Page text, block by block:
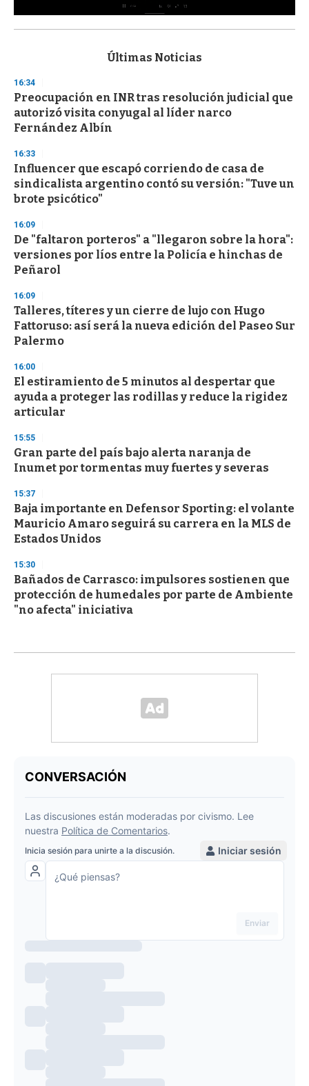
s
d
s
o
f
3
s
e
c
o
n
Últimas Noticias
16:34
Preocupación en INR tras resolución judicial que
autorizó visita conyugal al líder narco
Fernández Albín
16:33
Influencer que escapó corriendo de casa de
sindicalista argentino contó su versión: "Tuve un
brote psicótico"
16:09
De "faltaron porteros" a "llegaron sobre la hora":
versiones por líos entre la Policía e hinchas de
Peñarol
16:09
Talleres, títeres y un cierre de lujo con Hugo
Fattoruso: así será la nueva edición del Paseo Sur
Palermo
16:00
El estiramiento de 5 minutos al despertar que
ayuda a proteger las rodillas y reduce la rigidez
articular
15:55
Gran parte del país bajo alerta naranja de
Inumet por tormentas muy fuertes y severas
15:37
Baja importante en Defensor Sporting: el volante
Mauricio Amaro seguirá su carrera en la MLS de
Estados Unidos
15:30
Bañados de Carrasco: impulsores sostienen que
protección de humedales por parte de Ambiente
"no afecta" iniciativa